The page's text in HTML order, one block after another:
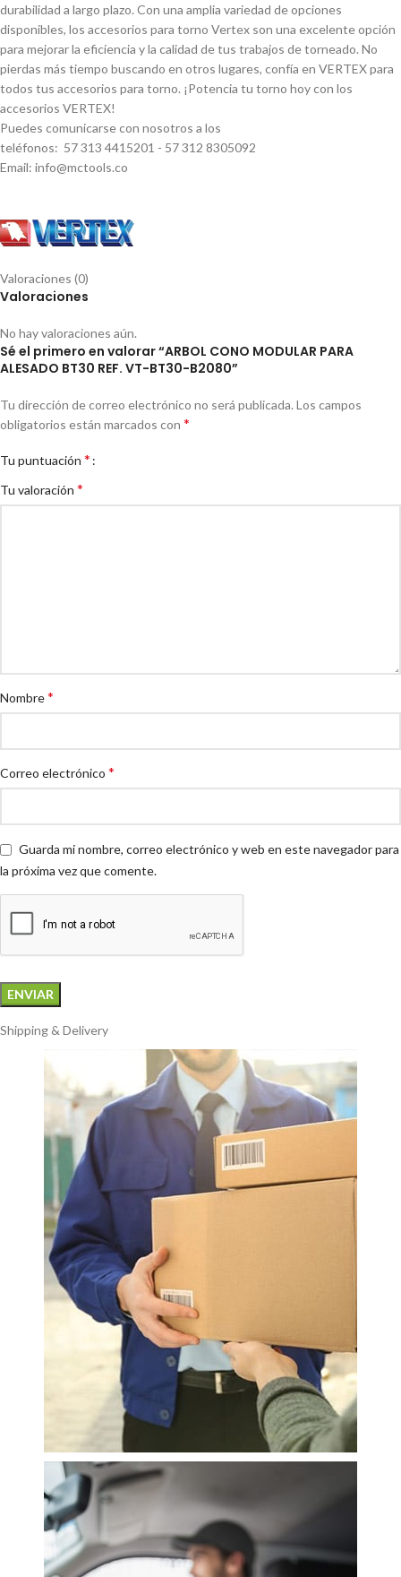
durabilidad a largo plazo. Con una amplia variedad de opciones
disponibles, los accesorios para torno Vertex son una excelente opción
para mejorar la eficiencia y la calidad de tus trabajos de torneado. No
pierdas más tiempo buscando en otros lugares, confí­a en VERTEX para
todos tus accesorios para torno. ¡Potencia tu torno hoy con los
accesorios VERTEX!
Puedes comunicarse con nosotros a los
teléfonos: 57 313 4415201 - 57 312 8305092
Email: info@mctools.co
Valoraciones (0)
Valoraciones
No hay valoraciones aún.
Sé el primero en valorar “ARBOL CONO MODULAR PARA
ALESADO BT30 REF. VT-BT30-B2080”
Tu dirección de correo electrónico no será publicada. Los campos
obligatorios están marcados con *
Tu puntuación *
Tu valoración *
Nombre*
Correo electrónico *
Guarda mi nombre, correo electrónico y web en este navegador para
la próxima vez que comente.
Shipping & Delivery